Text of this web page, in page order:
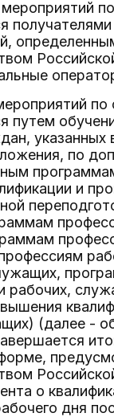
получателями
по
путем
указанных
по
и
рабочих,
(далее -
о
дня